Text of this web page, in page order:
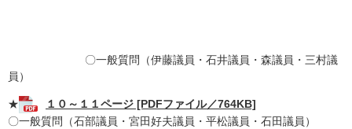
〇一般質問（伊藤議員・石井議員・森議員・三村議
員）
★
１０～１１ページ [PDFファイル／764KB]
〇一般質問（石部議員・宮田好夫議員・平松議員・石田議員）